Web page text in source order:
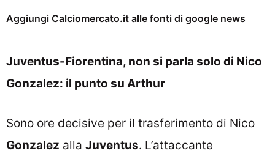
Aggiungi Calciomercato.it alle fonti di google news
Juventus-Fiorentina, non si parla solo di Nico
Gonzalez: il punto su Arthur
Sono ore decisive per il trasferimento di Nico
Gonzalez alla Juventus. L’attaccante